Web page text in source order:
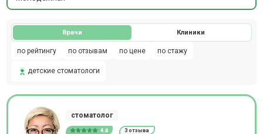
Врачи Клиники
по рейтингу по отзывам по цене по стажу
детские стоматологи
стоматолог
4.8 3 отзыва